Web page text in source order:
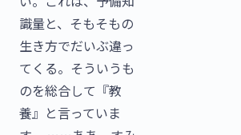
識量と、そもそもの
生き方でだいぶ違っ
てくる。そういうも
のを総合して『教
養』と言っていま